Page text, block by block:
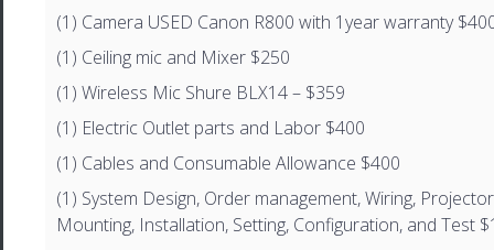
(1) Camera USED Canon R800 with 1year warranty
(1) Ceiling mic and Mixer $250
(1) Wireless Mic Shure BLX14 – $359
(1) Electric Outlet parts and Labor $400
(1) Cables and Consumable Allowance $400
(1) System Design, Order management, Wiring,
Mounting, Installation, Setting, Configuration, and Test